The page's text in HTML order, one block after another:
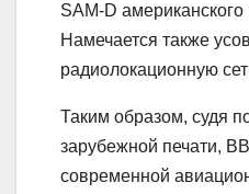
SAM-D американского
Намечается также
радиолокационную
Таким образом, судя
зарубежной печати,
современной